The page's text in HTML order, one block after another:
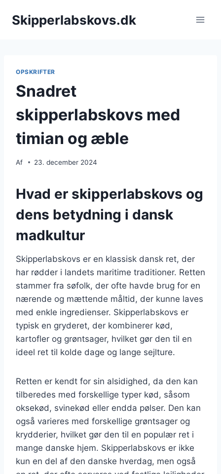
Skipperlabskovs.dk
OPSKRIFTER
Snadret
skipperlabskovs med
timian og æble
Af 23. december 2024
Hvad er skipperlabskovs og
dens betydning i dansk
madkultur
Skipperlabskovs er en klassisk dansk ret, der
har rødder i landets maritime traditioner. Retten
stammer fra søfolk, der ofte havde brug for en
nærende og mættende måltid, der kunne laves
med enkle ingredienser. Skipperlabskovs er
typisk en gryderet, der kombinerer kød,
kartofler og grøntsager, hvilket gør den til en
ideel ret til kolde dage og lange sejlture.
Retten er kendt for sin alsidighed, da den kan
tilberedes med forskellige typer kød, såsom
oksekød, svinekød eller endda pølser. Den kan
også varieres med forskellige grøntsager og
krydderier, hvilket gør den til en populær ret i
mange danske hjem. Skipperlabskovs er ikke
kun en del af den danske hverdag, men også